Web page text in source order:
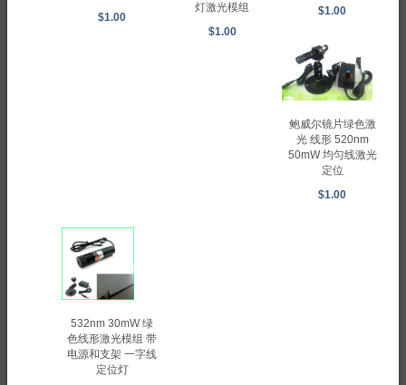
$1.00
灯激光模组
$1.00
$1.00
鲍威尔镜片绿色激
光 线形 520nm
50mW 均匀线激光
定位
$1.00
532nm 30mW 绿
色线形激光模组 带
电源和支架 一字线
定位灯